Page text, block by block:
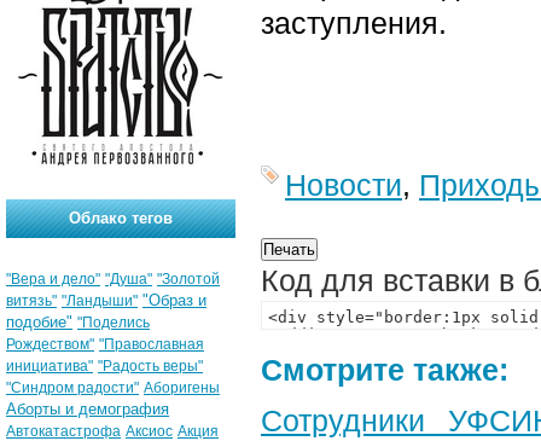
заступления.
Новости,
Код для вставки в
Смотрите также:
Сотрудники
Облако тегов
"Вера и дело" "Душа" "Золотой
витязь" "Ландыши" "Образ и
подобие" "Поделись
Рождеством" "Православная
инициатива" "Радость веры"
"Синдром радости" Аборигены
Аборты и демография
Автокатастрофа Аксиос Акция